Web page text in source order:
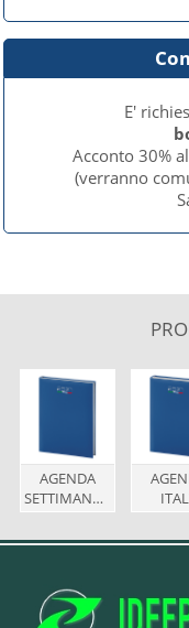
E'
Acconto 30%
(verranno
AGENDA
SETTIMANALE
ITALY